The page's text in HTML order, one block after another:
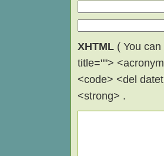
XHTML ( You
title="">
<code> <del
<strong> .